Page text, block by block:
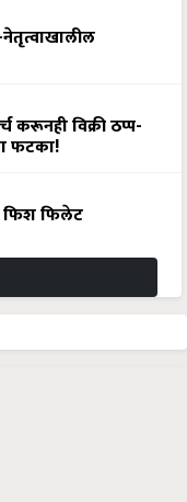
नेतृत्वाखालील
विक्री ठप्प-
फटका!
: फिश फिलेट